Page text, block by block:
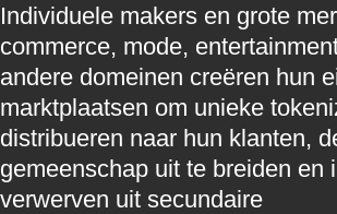
Individuele makers en grote
commerce, mode,
andere domeinen creëren hun
marktplaatsen om unieke
distribueren naar hun klanten,
gemeenschap uit te breiden en
verwerven uit secundaire